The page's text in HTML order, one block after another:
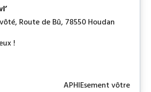
Route de Bû, 78550 Houdan
!
APHIEsement vôtre